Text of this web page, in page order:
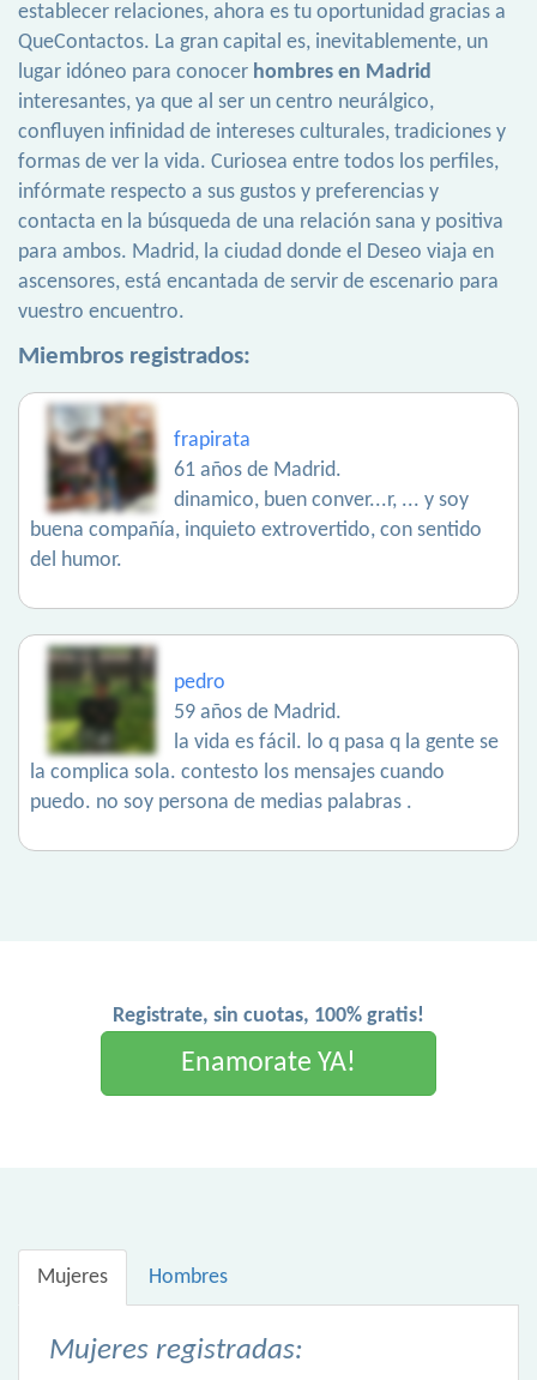
establecer relaciones, ahora es tu oportunidad gracias a
QueContactos. La gran capital es, inevitablemente, un
lugar idóneo para conocer hombres en Madrid
interesantes, ya que al ser un centro neurálgico,
confluyen infinidad de intereses culturales, tradiciones y
formas de ver la vida. Curiosea entre todos los perfiles,
infórmate respecto a sus gustos y preferencias y
contacta en la búsqueda de una relación sana y positiva
para ambos. Madrid, la ciudad donde el Deseo viaja en
ascensores, está encantada de servir de escenario para
vuestro encuentro.
Miembros registrados:
frapirata
61 años de Madrid.
dinamico, buen conver...r, ... y soy
buena compañía, inquieto extrovertido, con sentido
del humor.
pedro
59 años de Madrid.
la vida es fácil. lo q pasa q la gente se
la complica sola. contesto los mensajes cuando
puedo. no soy persona de medias palabras .
Registrate, sin cuotas, 100% gratis!
Enamorate YA!
Mujeres Hombres
Mujeres registradas: